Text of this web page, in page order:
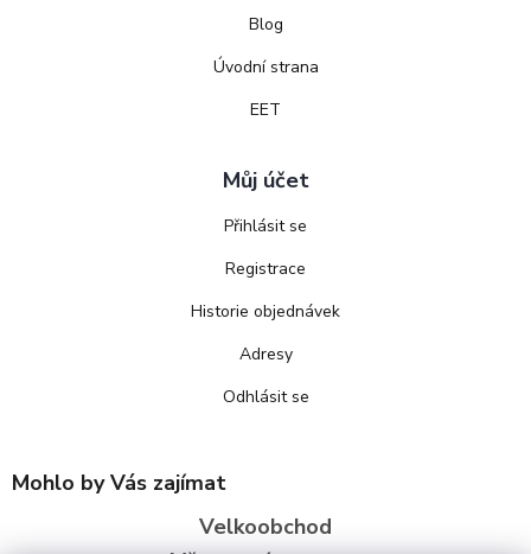
Blog
Úvodní strana
EET
Můj účet
Přihlásit se
Registrace
Historie objednávek
Adresy
Odhlásit se
Mohlo by Vás zajímat
Velkoobchod